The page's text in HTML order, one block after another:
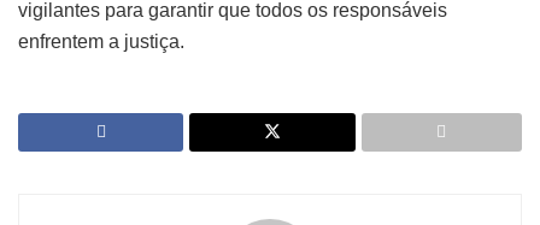
vigilantes para garantir que todos os responsáveis
enfrentem a justiça.